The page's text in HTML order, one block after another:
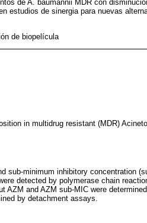
de A. baumannii MDR con
estudios de sinergia para nuevas
de biopelícula
in multidrug resistant (MDR)
sub-minimum inhibitory concentration
detected by polymerase chain
AZM and AZM sub-MIC were
by detachment assays.